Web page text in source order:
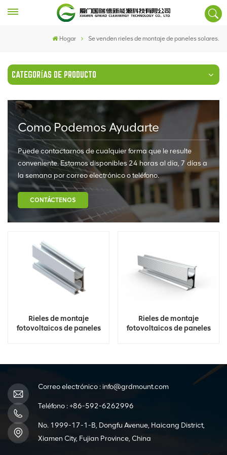
Hogar Se venden rieles de montaje de paneles solares.
CATEGORÍAS DE PRODUCTO
Como Podemos Ayudarte
Puede contactarnos de cualquier forma que le resulte
conveniente. Estamos disponibles 24 horas al día, 7 días a
la semana por correo electrónico o teléfono.
CONTÁCTENOS
Rieles de montaje
fotovoltaicos de paneles
Rieles de montaje
fotovoltaicos de paneles
Correo electrónico : info@grdmount.com
Teléfono :+86-592-6262996
No. 1999-17-1-B, Dongfu Avenue, Haicang District,
Xiamen City, Fujian Province, China